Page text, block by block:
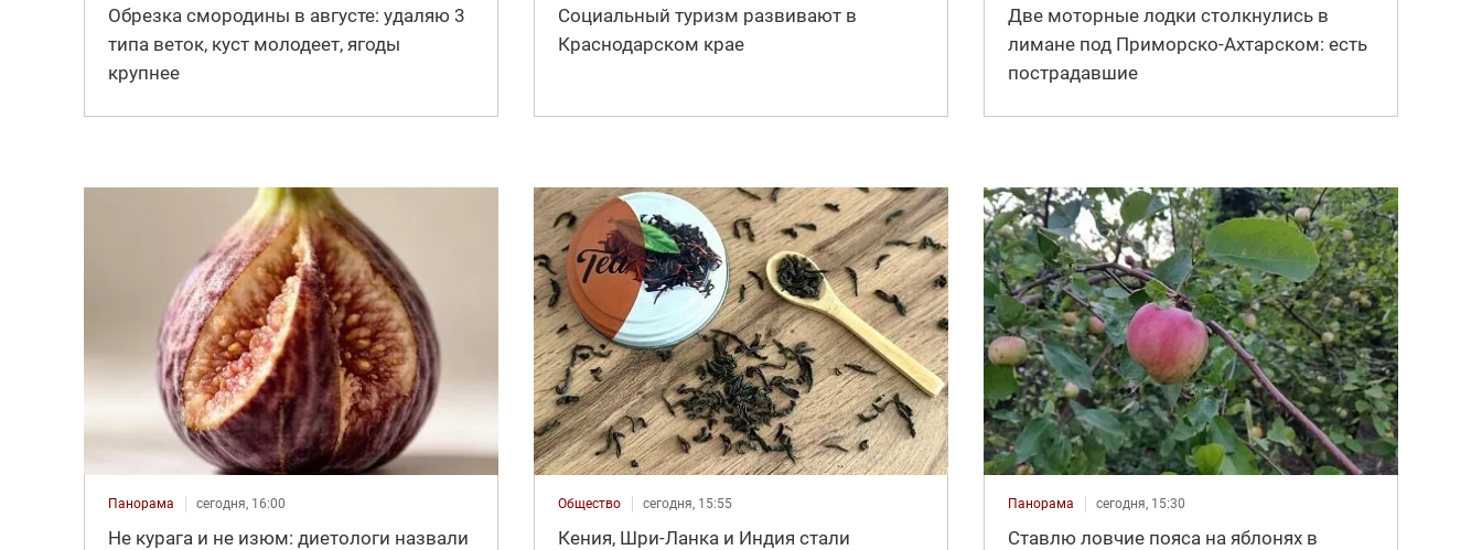
Обрезка смородины в августе: удаляю 3
типа веток, куст молодеет, ягоды
крупнее
Социальный туризм развивают в
Краснодарском крае
Две моторные лодки столкнулись в
лимане под Приморско-Ахтарском: есть
пострадавшие
Панорама сегодня, 16:00
Не курага и не изюм: диетологи назвали
Общество сегодня, 15:55
Кения, Шри-Ланка и Индия стали
Панорама сегодня, 15:30
Ставлю ловчие пояса на яблонях в